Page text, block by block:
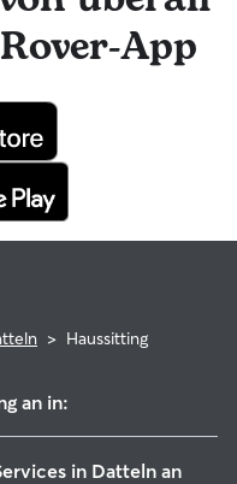
tierärztliche Beratung in
Fall eines Problems
beruhigt sein, denn dein
App
> Haussitting
an in:
in Datteln an